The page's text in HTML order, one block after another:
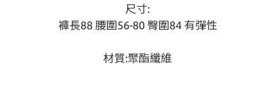
尺寸:
褲長88 腰圍56-80 臀圍84 有彈性
材質:聚酯纖維